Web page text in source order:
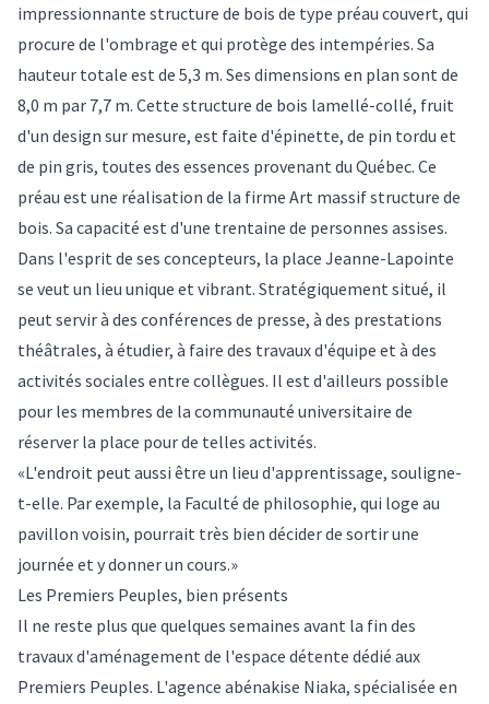
impressionnante structure de bois de type préau couvert, qui
procure de l'ombrage et qui protège des intempéries. Sa
hauteur totale est de 5,3 m. Ses dimensions en plan sont de
8,0 m par 7,7 m. Cette structure de bois lamellé-collé, fruit
d'un design sur mesure, est faite d'épinette, de pin tordu et
de pin gris, toutes des essences provenant du Québec. Ce
préau est une réalisation de la firme Art massif structure de
bois. Sa capacité est d'une trentaine de personnes assises.
Dans l'esprit de ses concepteurs, la place Jeanne-Lapointe
se veut un lieu unique et vibrant. Stratégiquement situé, il
peut servir à des conférences de presse, à des prestations
théâtrales, à étudier, à faire des travaux d'équipe et à des
activités sociales entre collègues. Il est d'ailleurs possible
pour les membres de la communauté universitaire de
réserver la place pour de telles activités.
«L'endroit peut aussi être un lieu d'apprentissage, souligne-
t-elle. Par exemple, la Faculté de philosophie, qui loge au
pavillon voisin, pourrait très bien décider de sortir une
journée et y donner un cours.»
Les Premiers Peuples, bien présents
Il ne reste plus que quelques semaines avant la fin des
travaux d'aménagement de l'espace détente dédié aux
Premiers Peuples. L'agence abénakise Niaka, spécialisée en